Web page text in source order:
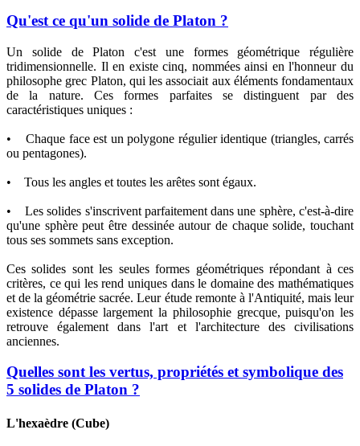
Qu'est ce qu'un solide de Platon ?
Un solide de Platon c'est une formes géométrique régulière
tridimensionnelle. Il en existe cinq, nommées ainsi en l'honneur du
philosophe grec Platon, qui les associait aux éléments fondamentaux
de la nature. Ces formes parfaites se distinguent par des
caractéristiques uniques :
• Chaque face est un polygone régulier identique (triangles, carrés
ou pentagones).
• Tous les angles et toutes les arêtes sont égaux.
• Les solides s'inscrivent parfaitement dans une sphère, c'est-à-dire
qu'une sphère peut être dessinée autour de chaque solide, touchant
tous ses sommets sans exception.
Ces solides sont les seules formes géométriques répondant à ces
critères, ce qui les rend uniques dans le domaine des mathématiques
et de la géométrie sacrée. Leur étude remonte à l'Antiquité, mais leur
existence dépasse largement la philosophie grecque, puisqu'on les
retrouve également dans l'art et l'architecture des civilisations
anciennes.
Quelles sont les vertus, propriétés et symbolique des
5 solides de Platon ?
L'hexaèdre (Cube)